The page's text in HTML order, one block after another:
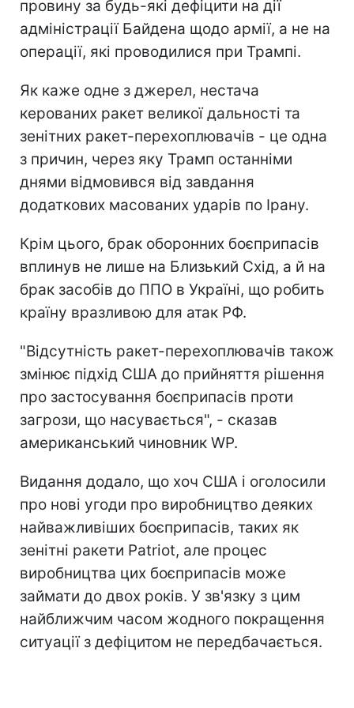
провину за будь-які дефіцити на дії
адміністрації Байдена щодо армії, а не на
операції, які проводилися при Трампі.
Як каже одне з джерел, нестача
керованих ракет великої дальності та
зенітних ракет-перехоплювачів - це одна
з причин, через яку Трамп останніми
днями відмовився від завдання
додаткових масованих ударів по Ірану.
Крім цього, брак оборонних боєприпасів
вплинув не лише на Близький Схід, а й на
брак засобів до ППО в Україні, що робить
країну вразливою для атак РФ.
"Відсутність ракет-перехоплювачів також
змінює підхід США до прийняття рішення
про застосування боєприпасів проти
загрози, що насувається", - сказав
американський чиновник WP.
Видання додало, що хоч США і оголосили
про нові угоди про виробництво деяких
найважливіших боєприпасів, таких як
зенітні ракети Patriot, але процес
виробництва цих боєприпасів може
займати до двох років. У зв'язку з цим
найближчим часом жодного покращення
ситуації з дефіцитом не передбачається.